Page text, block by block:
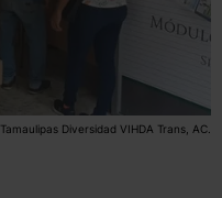
Tamaulipas Diversidad VIHDA Trans, AC.